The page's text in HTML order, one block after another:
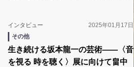
インタビュー
2025年01月17日
その他
生き続ける坂本龍一の芸術――〈音
を視る 時を聴く〉展に向けて畠中